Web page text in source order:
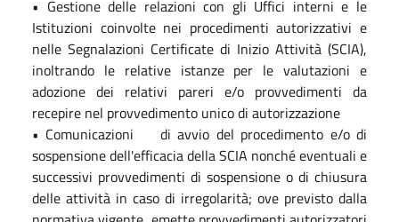
• Gestione delle relazioni con gli Uffici interni e le
Istituzioni coinvolte nei procedimenti autorizzativi e
nelle Segnalazioni Certificate di Inizio Attività (SCIA),
inoltrando le relative istanze per le valutazioni e
adozione dei relativi pareri e/o provvedimenti da
recepire nel provvedimento unico di autorizzazione
• Comunicazioni di avvio del procedimento e/o di
sospensione dell'efficacia della SCIA nonché eventuali e
successivi provvedimenti di sospensione o di chiusura
delle attività in caso di irregolarità; ove previsto dalla